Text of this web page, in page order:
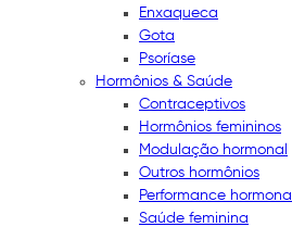
Enxaqueca
Gota
Psoríase
Hormônios & Saúde
Contraceptivos
Hormônios femininos
Modulação hormonal
Outros hormônios
Performance hormonal
Saúde feminina